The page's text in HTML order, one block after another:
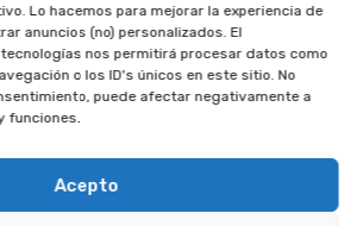
Lo hacemos para mejorar la experiencia de
anuncios (no) personalizados. El
nos permitirá procesar datos como
o los ID's únicos en este sitio. No
puede afectar negativamente a
funciones.
Acepto
para los
a ejercer sus
y veremos si puedes reclamar.